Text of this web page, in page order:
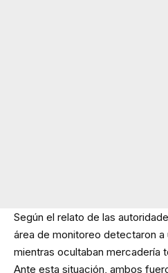
Según el relato de las
área de monitoreo detectaron a
mientras ocultaban mercadería
Ante esta situación, ambos